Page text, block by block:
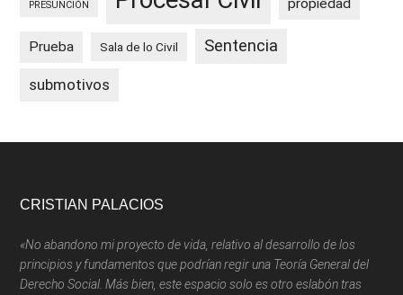
PRESUNCIÓN propiedad
Prueba Sala de lo Civil Sentencia
submotivos
Footer
CRISTIAN PALACIOS
«No abandono mi proyecto de vida, relativo al desarrollo de los
principios y fundamentos que podrían regir una Teoría General del
Derecho Social. Más bien, este espacio solo es otro eslabón tras